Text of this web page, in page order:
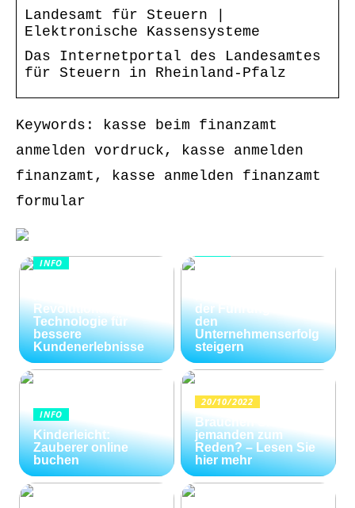
Landesamt für Steuern |
Elektronische Kassensysteme
Das Internetportal des Landesamtes
für Steuern in Rheinland-Pfalz
Keywords: kasse beim finanzamt
anmelden vordruck, kasse anmelden
finanzamt, kasse anmelden finanzamt
formular
INFO
Revolutionäre
Technologie für
bessere
Kundenerlebnisse
der Führungskräfte
den
Unternehmenserfolg
steigern
INFO
Kinderleicht:
Zauberer online
buchen
20/10/2022
Brauchen Sie
jemanden zum
Reden? – Lesen Sie
hier mehr